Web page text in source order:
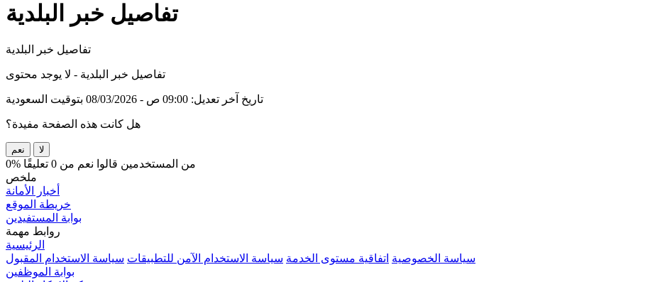
تفاصيل خبر البلدية
تفاصيل خبر البلدية
تفاصيل خبر البلدية - لا يوجد محتوى
تاريخ آخر تعديل: 09:00 ص - 08/03/2026 بتوقيت السعودية
هل كانت هذه الصفحة مفيدة؟
نعم لا
0% من المستخدمين قالوا نعم من 0 تعليقًا
ملخص
أخبار الأمانة
خريطة الموقع
بوابة المستفيدين
روابط مهمة
الرئيسية
سياسة الخصوصية اتفاقية مستوى الخدمة سياسة الاستخدام الآمن للتطبيقات سياسة الاستخدام المقبول
بوابة الموظفين